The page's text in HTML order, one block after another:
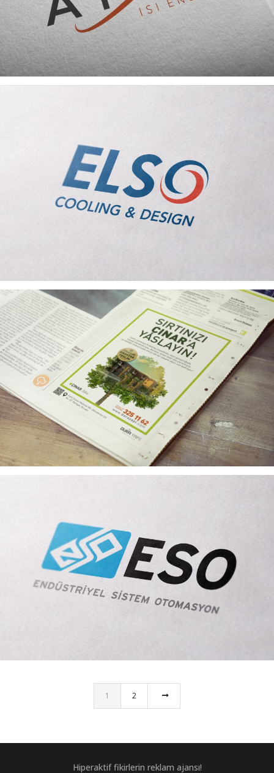
ELSO SOĞUTMA LOGO VE KURUMSAL KIMLIK
ÇINAR SITESI GAZETE İLANI
ESO ENDÜSTRIYEL LOGO VE KURUMSAL KIMLIK
1 2
Hiperaktif fikirlerin reklam ajansı!